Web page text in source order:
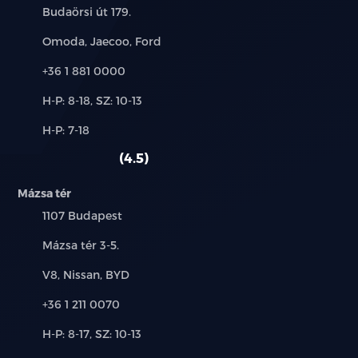
Intelligens kanyarsebesség-szabályozás (CSA)
fékezés (RCTB)
Intelligens távolsági fényszóró vezérlés (IHC)
Automatikus vészfékezés funkció
Forgalmi torlódás asszisztens (TJA)
rendszer (SCF, SLIF)
Cím:
Budaörsi út 179.
Márkák:
Omoda, Jaecoo, Ford
Telefon:
+36 1 881 0000
Új-
használt
H-P: 8-18, SZ: 10-13
Alkatrész,
H-P: 7-18
4.5
Mázsa tér
Település:
1107 Budapest
Cím:
Mázsa tér 3-5.
Márkák:
V8, Nissan, BYD
Telefon:
+36 1 211 0070
Új-
H-P: 8-17, SZ: 10-13